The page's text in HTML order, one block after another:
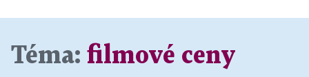
Téma: filmové ceny